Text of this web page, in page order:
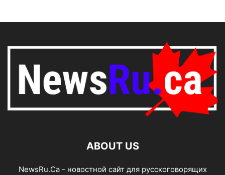
ABOUT US
NewsRu.Ca - новостной сайт для русскоговорящих